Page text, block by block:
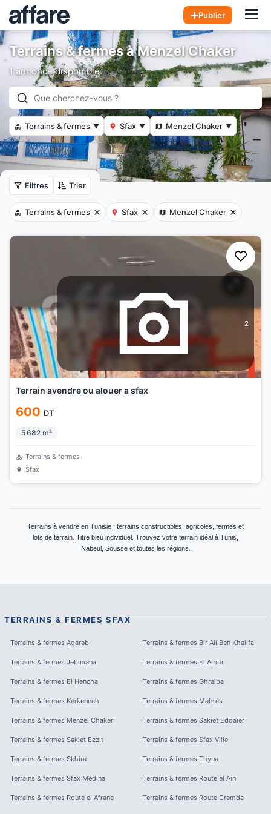
Publier
Terrains & fermes à Menzel Chaker
1 annonce disponible
Terrains & fermes ▼ Sfax ▼ Menzel Chaker ▼
Filtres Trier
Terrains & fermes Sfax Menzel Chaker
2
Terrain avendre ou alouer a sfax
600 DT
5 682 m²
Terrains & fermes
Sfax
Terrains à vendre en Tunisie : terrains constructibles, agricoles, fermes et
lots de terrain. Titre bleu individuel. Trouvez votre terrain idéal à Tunis,
Nabeul, Sousse et toutes les régions.
TERRAINS & FERMES SFAX
Terrains & fermes Agareb Terrains & fermes Bir Ali Ben Khalifa
Terrains & fermes Jebiniana Terrains & fermes El Amra
Terrains & fermes El Hencha Terrains & fermes Ghraiba
Terrains & fermes Kerkennah Terrains & fermes Mahrès
Terrains & fermes Menzel Chaker Terrains & fermes Sakiet Eddaïer
Terrains & fermes Sakiet Ezzit Terrains & fermes Sfax Ville
Terrains & fermes Skhira Terrains & fermes Thyna
Terrains & fermes Sfax Médina Terrains & fermes Route el Ain
Terrains & fermes Route el Afrane Terrains & fermes Route Gremda